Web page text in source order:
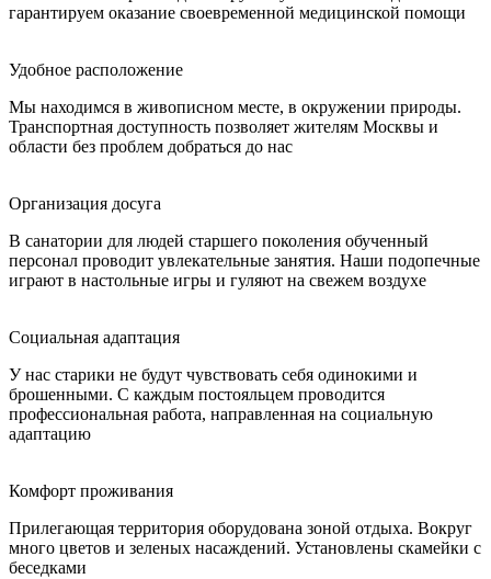
гарантируем оказание своевременной медицинской помощи
Удобное расположение
Мы находимся в живописном месте, в окружении природы.
Транспортная доступность позволяет жителям Москвы и
области без проблем добраться до нас
Организация досуга
В санатории для людей старшего поколения обученный
персонал проводит увлекательные занятия. Наши подопечные
играют в настольные игры и гуляют на свежем воздухе
Социальная адаптация
У нас старики не будут чувствовать себя одинокими и
брошенными. С каждым постояльцем проводится
профессиональная работа, направленная на социальную
адаптацию
Комфорт проживания
Прилегающая территория оборудована зоной отдыха. Вокруг
много цветов и зеленых насаждений. Установлены скамейки с
беседками